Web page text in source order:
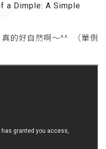
a Dimple: A Simple
的好自然啊～^^ （單側